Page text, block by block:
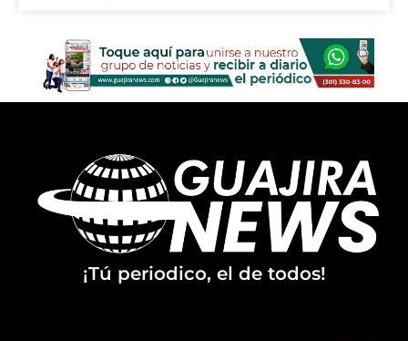
¡Tú periodico, el de todos!